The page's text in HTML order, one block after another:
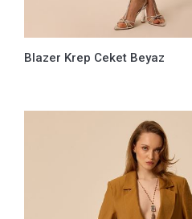
Blazer Krep Ceket Beyaz